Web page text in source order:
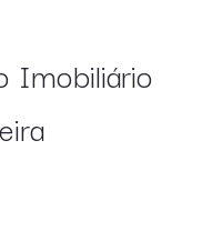
Imobiliário